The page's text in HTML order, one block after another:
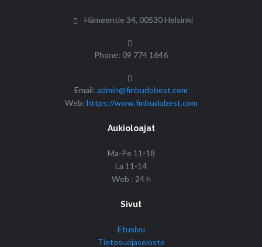
Hämeentie 34, 00530 Helsinki
Phone: 09 774 1646
Email: admin@finbudobest.com
Web: https://www.finbudobest.com
Aukioloajat
Ma-Pe 11-18
La 11-14
Web : 24 h
Sivut
Etusivu
Tietosuojaseloste